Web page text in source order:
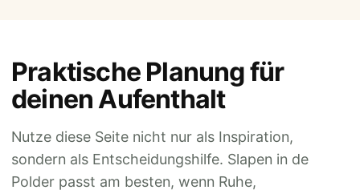
Praktische Planung für
deinen Aufenthalt
Nutze diese Seite nicht nur als Inspiration,
sondern als Entscheidungshilfe. Slapen in de
Polder passt am besten, wenn Ruhe,